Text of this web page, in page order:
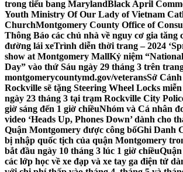
trong tiểu bang MarylandBlack April
Youth Ministry Of Our Lady of Vietnam
ChurchMontgomery County Office of
Thông Báo các chủ nhà về nguy cơ gia tăng
đường lái xeTrình diễn thời trang – 2024
show at Montgomery MallKỷ niệm
Day” vào thứ Sáu ngày 29 tháng 3 trên
montgomerycountymd.gov/veteransSở
Rockville sẽ tặng Steering Wheel Locks
ngày 23 tháng 3 tại trạm Rockville City
giờ sáng đến 1 giờ chiềuNhóm và Cá nhân
video ‘Heads Up, Phones Down’ dành cho
Quận Montgomery được công bốGhi Danh
bị nhập quốc tịch của quận Montgomery
bắt đầu ngày 10 tháng 3 lúc 1 giờ chiều
các lớp học về xe đạp và xe tay ga điện tử